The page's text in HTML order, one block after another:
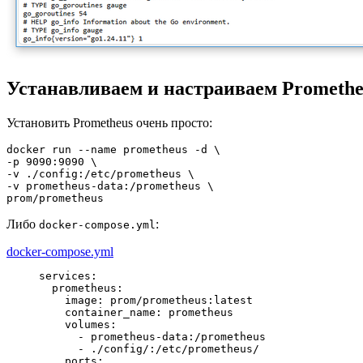
Устанавливаем и настраиваем
Установить Prometheus очень просто:
docker run --name prometheus -d
-p 9090 : 9090
-v . /config: /etc/
-v prometheus-data: /prometheus \
prom/prometheus
Либо docker-compose.yml:
docker-compose.yml
services :
  prometheus
:
    image
: prom/prometheus:latest
    container_name
: prometheus
    volumes
      - prometheus-data:/prometheus
      - ./config/:/etc/prometheus/